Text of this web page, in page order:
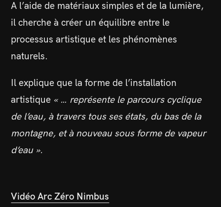
A l’aide de matériaux simples et de la lumière,
il cherche à créer un équilibre entre le
processus artistique et les phénomènes
naturels.
Il explique que la forme de l’installation
artistique « … représente le parcours cyclique
de l’eau, à travers tous ses états, du bas de la
montagne, et à nouveau sous forme de vapeur
d’eau ».
Vidéo Arc Zéro Nimbus